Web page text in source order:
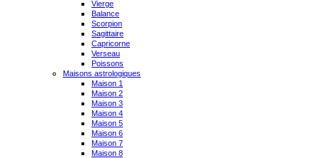
Vierge
Balance
Scorpion
Sagittaire
Capricorne
Verseau
Poissons
Maisons astrologiques
Maison 1
Maison 2
Maison 3
Maison 4
Maison 5
Maison 6
Maison 7
Maison 8